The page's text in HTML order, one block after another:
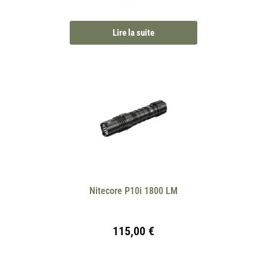
Lire la suite
Nitecore P10i 1800 LM
115,00 €